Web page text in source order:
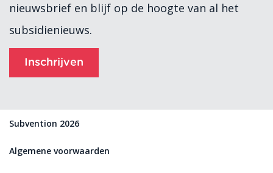
nieuwsbrief en blijf op de hoogte van al het
subsidienieuws.
Inschrijven
Subvention 2026
Algemene voorwaarden